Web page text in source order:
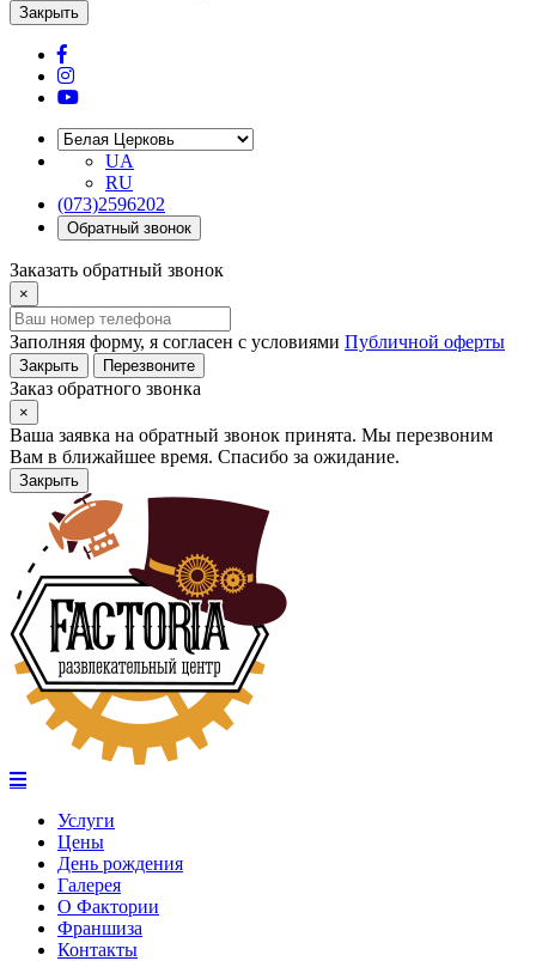
Закрыть
UA
RU
(073)2596202
Обратный звонок
Заказать обратный звонок
×
Заполняя форму, я согласен с условиями Публичной оферты
Закрыть Перезвоните
Заказ обратного звонка
×
Ваша заявка на обратный звонок принята. Мы перезвоним
Вам в ближайшее время. Спасибо за ожидание.
Закрыть
Услуги
Цены
День рождения
Галерея
О Фактории
Франшиза
Контакты